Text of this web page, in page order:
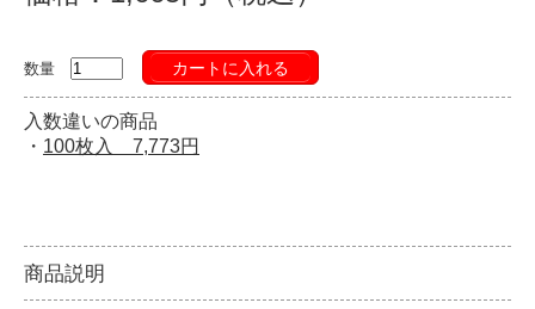
数量 カートに入れる
入数違いの商品
・ 100枚入 7,773円
商品説明